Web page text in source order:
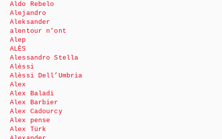
Aldo Rebelo
Alejandro
Aleksander
alentour n’ont
Alep
ALÈS
Alessandro Stella
Alèssi
Alèssi Dell’Umbria
Alex
Alex Baladi
Alex Barbier
Alex Cadourcy
Alex pense
Alex Türk